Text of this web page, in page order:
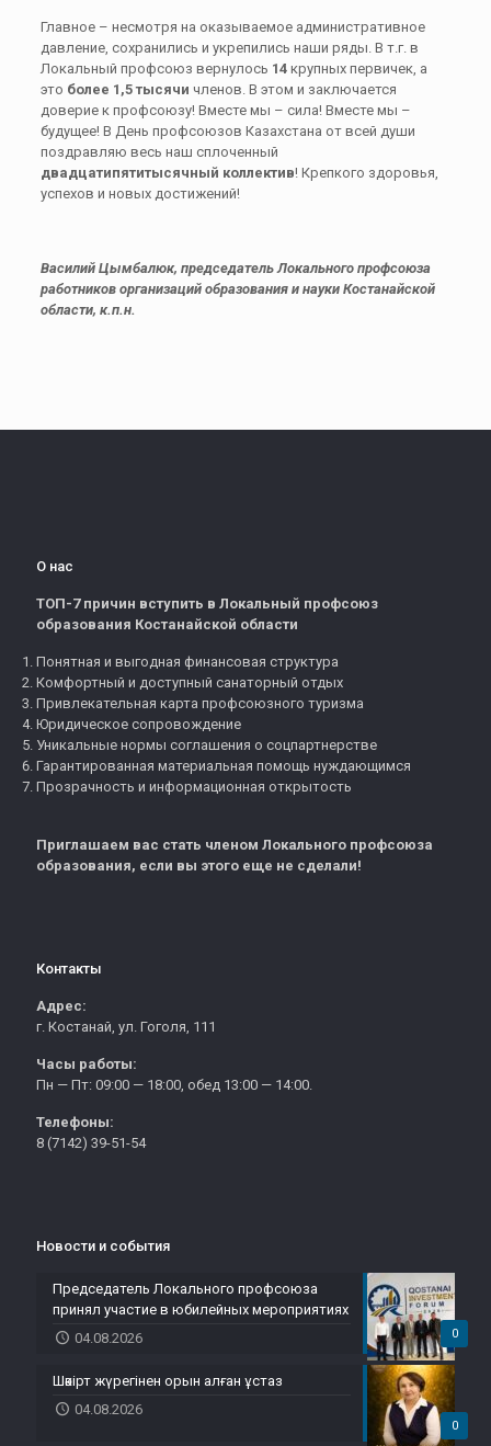
Главное – несмотря на оказываемое административное
давление, сохранились и укрепились наши ряды. В т.г. в
Локальный профсоюз вернулось 14крупных первичек, а
это более 1,5 тысячи членов. В этом и заключается
доверие к профсоюзу! Вместе мы – сила! Вместе мы –
будущее! В День профсоюзов Казахстана от всей души
поздравляю весь наш сплоченный
двадцатипятитысячный коллектив! Крепкого здоровья,
успехов и новых достижений!
Василий Цымбалюк, председатель Локального профсоюза
работников организаций образования и науки Костанайской
области, к.п.н.
О нас
ТОП-7 причин вступить в Локальный профсоюз
образования Костанайской области
Понятная и выгодная финансовая структура
Комфортный и доступный санаторный отдых
Привлекательная карта профсоюзного туризма
Юридическое сопровождение
Уникальные нормы соглашения о соцпартнерстве
Гарантированная материальная помощь нуждающимся
Прозрачность и информационная открытость
Приглашаем вас стать членом Локального профсоюза
образования, если вы этого еще не сделали!
Контакты
Адрес:
г. Костанай, ул. Гоголя, 111
Часы работы:
Пн — Пт: 09:00 — 18:00, обед 13:00 — 14:00.
Телефоны:
8 (7142) 39-51-54
Новости и события
0
Председатель Локального профсоюза
принял участие в юбилейных мероприятиях
04.08.2026
0
Шәкірт жүрегінен орын алған ұстаз
04.08.2026